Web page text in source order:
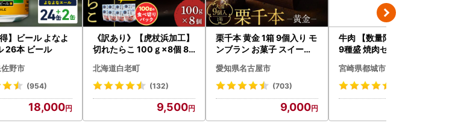
得】ビール よなよ
26本 ビール
野市
(954)
18,000
《訳あり》【虎杖浜加工】
切れたらこ 100ｇ×8個 80
北海道白老町
(132)
9,500
栗千本 黄金 1箱 9個入り モ
ンブラン お菓子 スイーツ
愛知県名古屋市
(703)
9,000
牛肉 【数量限定】 宮崎牛
9種盛 焼肉セット〔22-31
シ!! 牛肉
宮崎県都城市